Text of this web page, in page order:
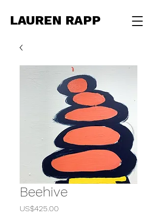
LAUREN RAPP
Beehive
US$425.00